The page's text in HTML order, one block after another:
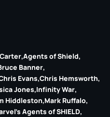
Agents of Shield
Banner
Evans Chris Hemsworth
Jones Infinity War
Hiddleston Mark Ruffalo
Agents of SHIELD